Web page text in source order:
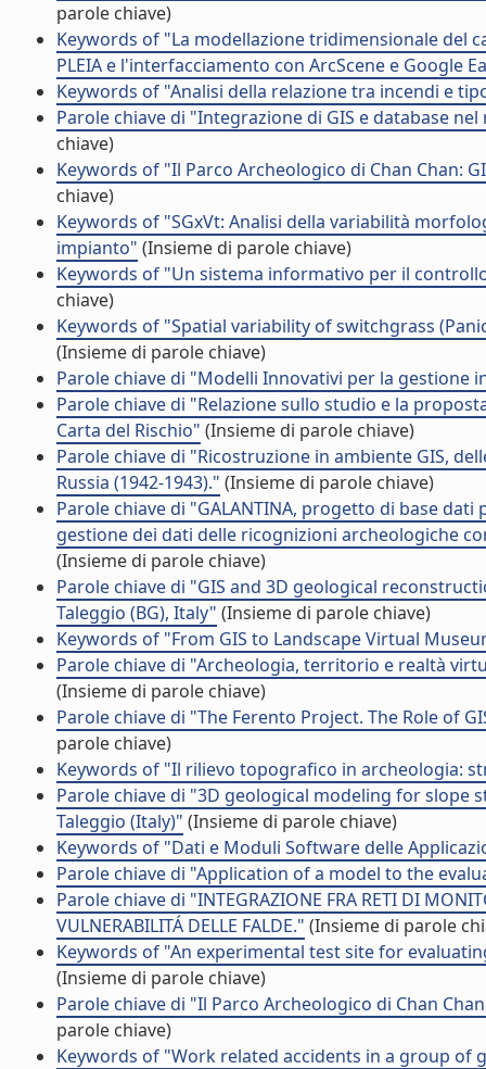
parole chiave)
Keywords of "La modellazione tridimensionale del
PLEIA e l'interfacciamento con ArcScene e Google
Keywords of "Analisi della relazione tra incendi e
Parole chiave di "Integrazione di GIS e database
chiave)
Keywords of "Il Parco Archeologico di Chan Chan:
chiave)
Keywords of "SGxVt: Analisi della variabilità
impianto" (Insieme di parole chiave)
Keywords of "Un sistema informativo per il
chiave)
Keywords of "Spatial variability of switchgrass
(Insieme di parole chiave)
Parole chiave di "Modelli Innovativi per la gestione
Parole chiave di "Relazione sullo studio e la
Carta del Rischio" (Insieme di parole chiave)
Parole chiave di "Ricostruzione in ambiente GIS,
Russia (1942-1943)." (Insieme di parole chiave)
Parole chiave di "GALANTINA, progetto di base
gestione dei dati delle ricognizioni archeologiche
(Insieme di parole chiave)
Parole chiave di "GIS and 3D geological
Taleggio (BG), Italy" (Insieme di parole chiave)
Keywords of "From GIS to Landscape Virtual
Parole chiave di "Archeologia, territorio e realtà
(Insieme di parole chiave)
Parole chiave di "The Ferento Project. The Role of
parole chiave)
Keywords of "Il rilievo topografico in archeologia:
Parole chiave di "3D geological modeling for slope
Taleggio (Italy)" (Insieme di parole chiave)
Keywords of "Dati e Moduli Software delle
Parole chiave di "Application of a model to the
Parole chiave di "INTEGRAZIONE FRA RETI DI
VULNERABILITÁ DELLE FALDE." (Insieme di parole
Keywords of "An experimental test site for
(Insieme di parole chiave)
Parole chiave di "Il Parco Archeologico di Chan
parole chiave)
Keywords of "Work related accidents in a group of